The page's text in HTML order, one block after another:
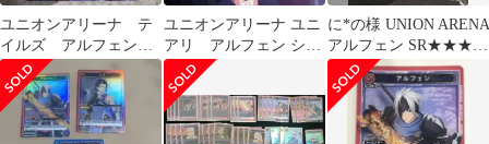
ユニオンアリーナ テ
イルズ アルフェン
SR
ユニオンアリーナ ユニ
アリ アルフェン シオ
ン sr テイルズ 3枚
に*の様 UNION ARENA
アルフェン SR★★★
パラレル